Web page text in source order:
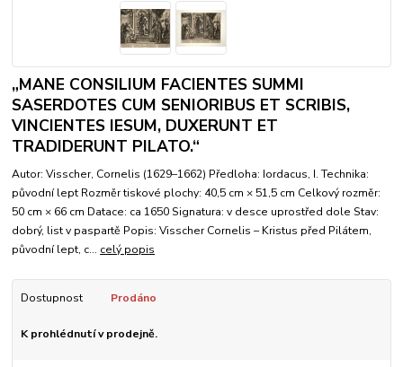
„MANE CONSILIUM FACIENTES SUMMI
SASERDOTES CUM SENIORIBUS ET SCRIBIS,
VINCIENTES IESUM, DUXERUNT ET
TRADIDERUNT PILATO.“
Autor: Visscher, Cornelis (1629–1662) Předloha: Iordacus, I. Technika:
původní lept Rozměr tiskové plochy: 40,5 cm × 51,5 cm Celkový rozměr:
50 cm × 66 cm Datace: ca 1650 Signatura: v desce uprostřed dole Stav:
dobrý, list v paspartě Popis: Visscher Cornelis – Kristus před Pilátem,
původní lept, c... celý popis
Dostupnost Prodáno
K prohlédnutí v prodejně.